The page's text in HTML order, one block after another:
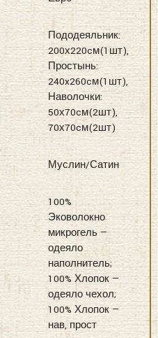
Пододеяльник:
200х220cм(1шт),
Простынь:
240x260cм(1шт),
Наволочки:
50х70cм(2шт),
70х70cм(2шт)
Муслин/Сатин
100%
Эковолокно
микрогель —
одеяло
наполнитель;
100% Хлопок —
одеяло чехол;
100% Хлопок —
нав, прост